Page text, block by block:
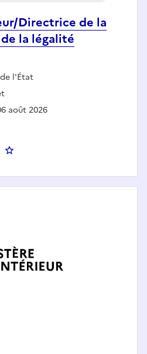
Directrice de la
la légalité
l'État
août 2026
: CAIOM-Directeur/Directrice